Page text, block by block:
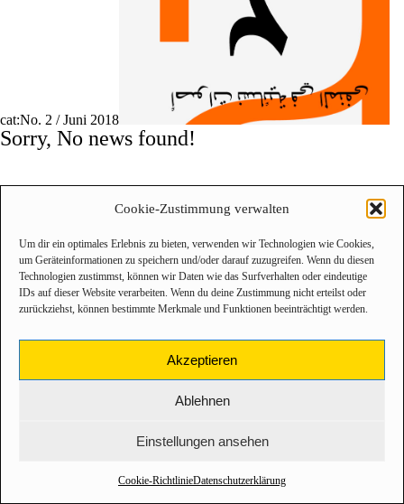
Cookie-Zustimmung verwalten
Um dir ein optimales Erlebnis zu bieten, verwenden wir Technologien wie Cookies,
um Geräteinformationen zu speichern und/oder darauf zuzugreifen. Wenn du diesen
Technologien zustimmst, können wir Daten wie das Surfverhalten oder eindeutige
IDs auf dieser Website verarbeiten. Wenn du deine Zustimmung nicht erteilst oder
zurückziehst, können bestimmte Merkmale und Funktionen beeinträchtigt werden.
Akzeptieren
Ablehnen
Einstellungen ansehen
Cookie-RichtlinieDatenschutzerklärung
cat:No. 2 / Juni 2018
Sorry, No news found!